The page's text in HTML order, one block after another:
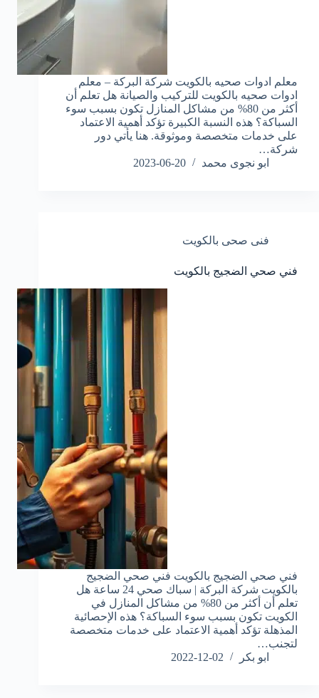
معلم ادوات صحيه بالكويت شركة البركة – معلم
ادوات صحيه بالكويت للتركيب والصيانة هل تعلم أن
أكثر من 80% من مشاكل المنازل تكون بسبب سوء
السباكة؟ هذه النسبة الكبيرة تؤكد أهمية الاعتماد
على خدمات متخصصة وموثوقة. هنا يأتي دور
شركة…
ابو نجوى محمد
2023-06-20
فنى صحى بالكويت
فني صحي الضجيج بالكويت
فني صحي الضجيج بالكويت فني صحي الضجيج
بالكويت شركة البركة | سباك صحي 24 ساعة هل
تعلم أن أكثر من 80% من مشاكل المنازل في
الكويت تكون بسبب سوء السباكة؟ هذه الإحصائية
المذهلة تؤكد أهمية الاعتماد على خدمات متخصصة
لتجنب…
ابو بكر
2022-12-02